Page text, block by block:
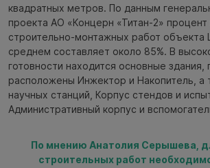
квадратных метров. По данным
проекта АО «Концерн «Титан-2» процент
строительно-монтажных работ
среднем составляет около 85%. В
готовности находится основные здания,
расположены Инжектор и Накопитель, а
научных станций, Корпус стендов и
Административный корпус и
По мнению Анатолия Серышева,
строительных работ